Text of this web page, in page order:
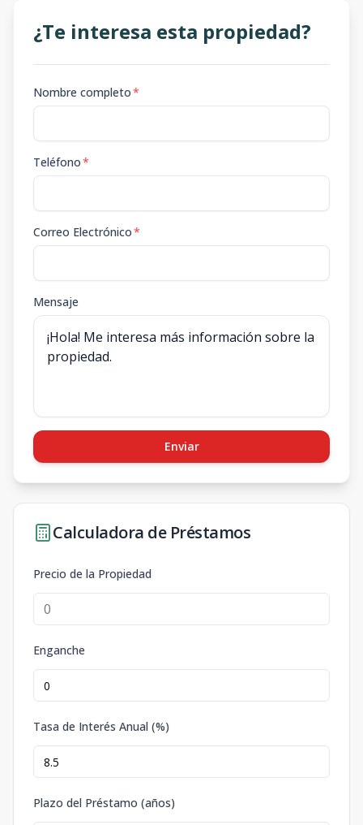
¿Te interesa esta propiedad?
Nombre completo*
Teléfono*
Correo Electrónico*
Mensaje
Enviar
Calculadora de Préstamos
Precio de la Propiedad
Enganche
Tasa de Interés Anual (%)
Plazo del Préstamo (años)